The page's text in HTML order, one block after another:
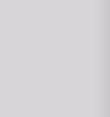
tallas, envíos y
tu primera compra
💕